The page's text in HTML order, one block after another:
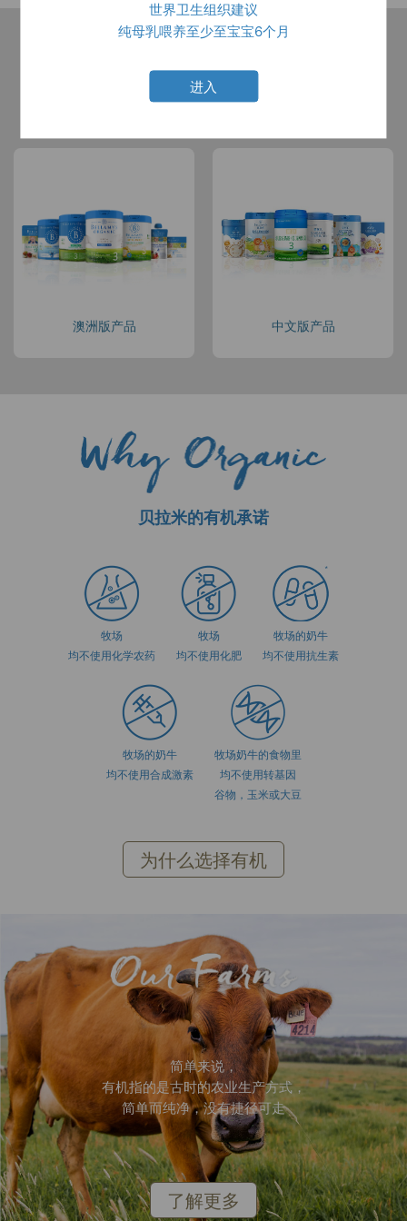
世界卫生组织建议
纯母乳喂养至少至宝宝6个月
进入
所有产品
澳洲版产品 中文版产品
贝拉米的有机承诺
牧场
均不使用化学农药
牧场
均不使用化肥
牧场的奶牛
均不使用抗生素
牧场的奶牛
均不使用合成激素
牧场奶牛的食物里
均不使用转基因
谷物，玉米或大豆
为什么选择有机
简单来说，
有机指的是古时的农业生产方式，
简单而纯净，没有捷径可走
了解更多